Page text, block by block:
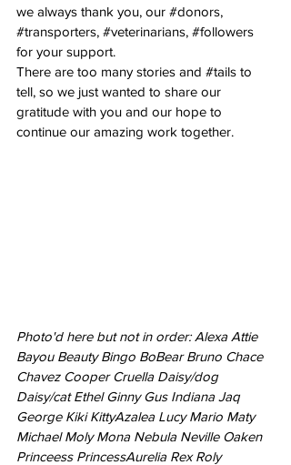
we always thank you, our #donors,
#transporters, #veterinarians, #followers
for your support.
There are too many stories and #tails to
tell, so we just wanted to share our
gratitude with you and our hope to
continue our amazing work together.
Photo'd here but not in order: Alexa Attie
Bayou Beauty Bingo BoBear Bruno Chace
Chavez Cooper Cruella Daisy/dog
Daisy/cat Ethel Ginny Gus Indiana Jaq
George Kiki KittyAzalea Lucy Mario Maty
Michael Moly Mona Nebula Neville Oaken
Princeess PrincessAurelia Rex Roly